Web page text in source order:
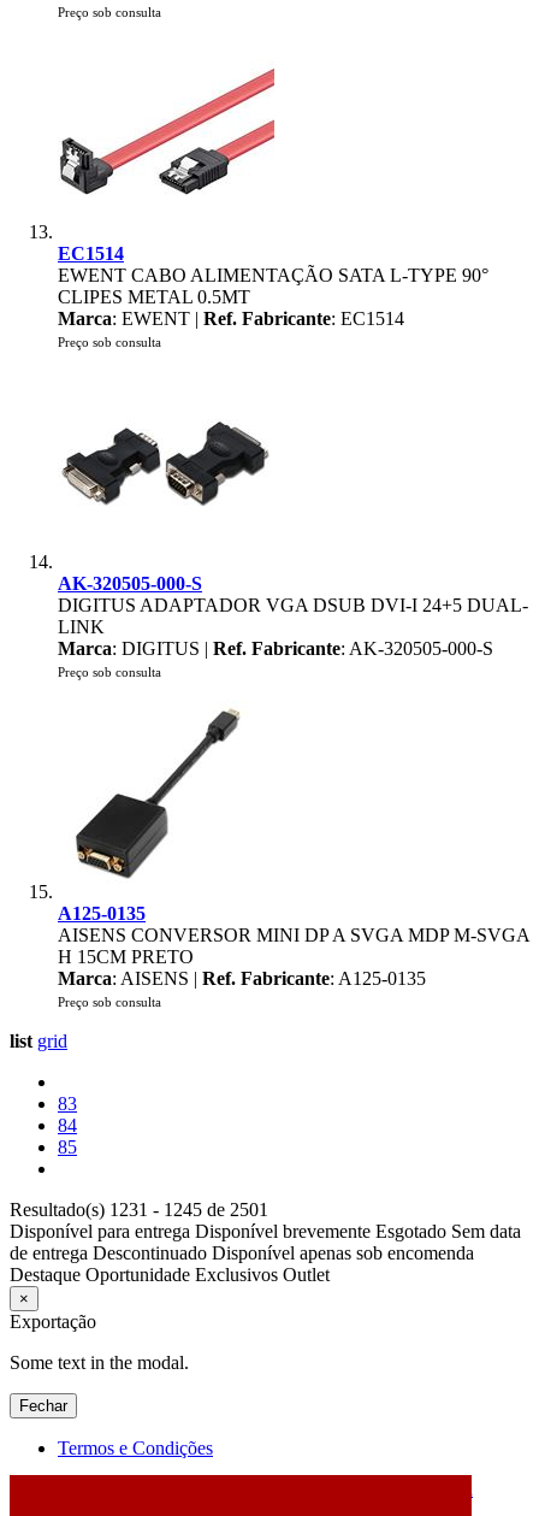
Preço sob consulta
EC1514
EWENT CABO ALIMENTAÇÃO SATA L-TYPE 90°
CLIPES METAL 0.5MT
Marca: EWENT | Ref. Fabricante: EC1514
Preço sob consulta
AK-320505-000-S
DIGITUS ADAPTADOR VGA DSUB DVI-I 24+5 DUAL-
LINK
Marca: DIGITUS | Ref. Fabricante: AK-320505-000-S
Preço sob consulta
A125-0135
AISENS CONVERSOR MINI DP A SVGA MDP M-SVGA
H 15CM PRETO
Marca: AISENS | Ref. Fabricante: A125-0135
Preço sob consulta
list grid
83
84
85
Resultado(s) 1231 - 1245 de 2501
Disponível para entrega Disponível brevemente Esgotado Sem data
de entrega Descontinuado Disponível apenas sob encomenda
Destaque Oportunidade Exclusivos Outlet
×
Exportação
Some text in the modal.
Fechar
Termos e Condições